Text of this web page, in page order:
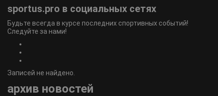
sportus.pro в социальных сетях
Будьте всегда в курсе последних спортивных событий!
Следуйте за нами!
Записей не найдено.
архив новостей